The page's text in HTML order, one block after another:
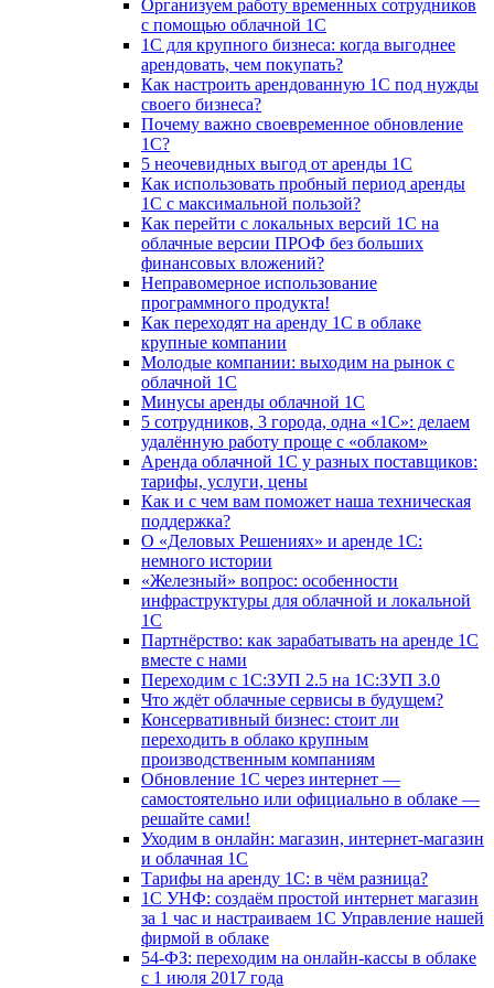
Организуем работу временных сотрудников
с помощью облачной 1С
1С для крупного бизнеса: когда выгоднее
арендовать, чем покупать?
Как настроить арендованную 1С под нужды
своего бизнеса?
Почему важно своевременное обновление
1С?
5 неочевидных выгод от аренды 1С
Как использовать пробный период аренды
1С с максимальной пользой?
Как перейти с локальных версий 1С на
облачные версии ПРОФ без больших
финансовых вложений?
Неправомерное использование
программного продукта!
Как переходят на аренду 1С в облаке
крупные компании
Молодые компании: выходим на рынок с
облачной 1С
Минусы аренды облачной 1С
5 сотрудников, 3 города, одна «1С»: делаем
удалённую работу проще с «облаком»
Аренда облачной 1С у разных поставщиков:
тарифы, услуги, цены
Как и с чем вам поможет наша техническая
поддержка?
О «Деловых Решениях» и аренде 1С:
немного истории
«Железный» вопрос: особенности
инфраструктуры для облачной и локальной
1С
Партнёрство: как зарабатывать на аренде 1С
вместе с нами
Переходим с 1С:ЗУП 2.5 на 1С:ЗУП 3.0
Что ждёт облачные сервисы в будущем?
Консервативный бизнес: стоит ли
переходить в облако крупным
производственным компаниям
Обновление 1С через интернет —
самостоятельно или официально в облаке —
решайте сами!
Уходим в онлайн: магазин, интернет-магазин
и облачная 1С
Тарифы на аренду 1С: в чём разница?
1С УНФ: создаём простой интернет магазин
за 1 час и настраиваем 1С Управление нашей
фирмой в облаке
54-ФЗ: переходим на онлайн-кассы в облаке
с 1 июля 2017 года